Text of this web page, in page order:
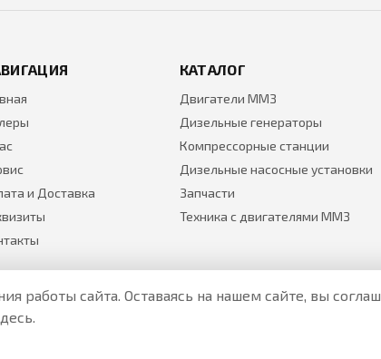
и Доставка
КАТАЛОГ
Двигатели ММЗ
Дизельные генераторы
Компрессорные станции
Дизельные насосные установки
Запчасти
Техника с двигателями ММЗ
работы сайта. Оставаясь на нашем сайте, вы
.